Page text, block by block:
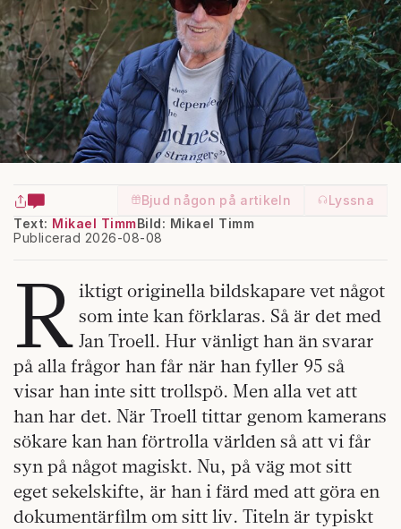
Bjud någon på artikeln
Lyssna
Text: Mikael Timm
Publicerad 2026-08-08
Bild: Mikael Timm
R iktigt originella bildskapare vet något
som inte kan förklaras. Så är det med
Jan Troell. Hur vänligt han än svarar
på alla frågor han får när han fyller 95 så
visar han inte sitt trollspö. Men alla vet att
han har det. När Troell tittar genom kamerans
sökare kan han förtrolla världen så att vi får
syn på något magiskt. Nu, på väg mot sitt
eget sekelskifte, är han i färd med att göra en
dokumentärfilm om sitt liv. Titeln är typiskt